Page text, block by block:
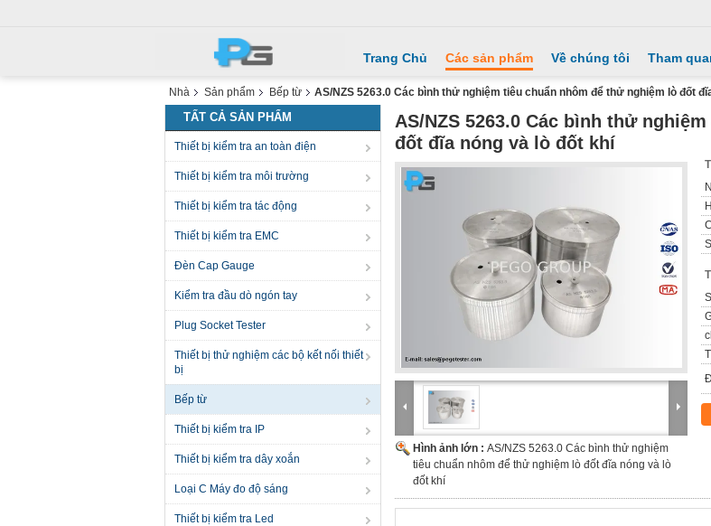
Trang Chủ Các sản phẩm Về chúng tôi Tham
Nhà Sản phẩm Bếp từ AS/NZS 5263.0 Các bình thử nghiệm tiêu chuẩn nhôm để thử nghiệm lò đốt
TẤT CẢ SẢN PHẨM
Thiết bị kiểm tra an toàn điện
Thiết bị kiểm tra môi trường
Thiết bị kiểm tra tác động
Thiết bị kiểm tra EMC
Đèn Cap Gauge
Kiểm tra đầu dò ngón tay
Plug Socket Tester
Thiết bị thử nghiệm các bộ kết nối thiết
bị
Bếp từ
Thiết bị kiểm tra IP
Thiết bị kiểm tra dây xoắn
Loại C Máy đo độ sáng
Thiết bị kiểm tra Led
AS/NZS 5263.0 Các bình thử
đốt đĩa nóng và lò đốt khí
Hình ảnh lớn : AS/NZS 5263.0 Các bình thử nghiệm
tiêu chuẩn nhôm để thử nghiệm lò đốt đĩa nóng và lò
đốt khí